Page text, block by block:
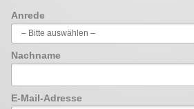
Anrede
Nachname
E-Mail-Adresse